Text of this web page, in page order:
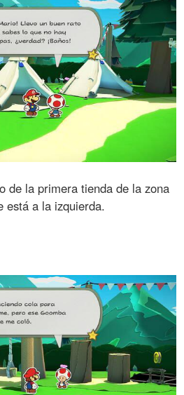
de la primera tienda de la zona
está a la izquierda.